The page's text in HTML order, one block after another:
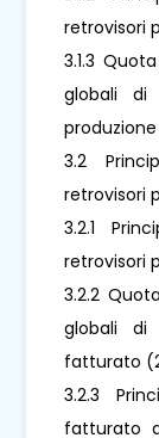
retrovisori
3.1.3
globali
produzione
3.2
retrovisori
3.2.1
retrovisori
3.2.2
globali
fatturato
3.2.3
fatturato